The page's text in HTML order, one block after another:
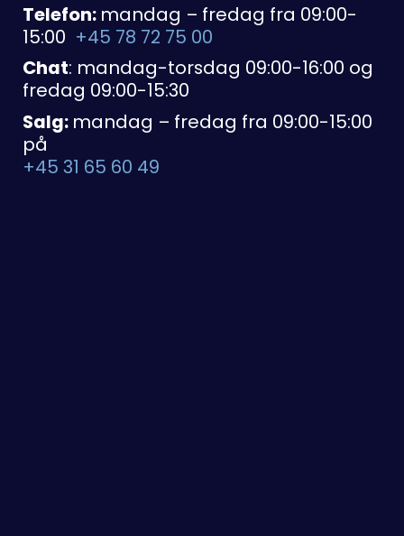
Telefon: mandag – fredag fra 09:00-
15:00 +45 78 72 75 00
Chat: mandag-torsdag 09:00-16:00 og
fredag 09:00-15:30
Salg: mandag – fredag fra 09:00-15:00
på
+45 31 65 60 49